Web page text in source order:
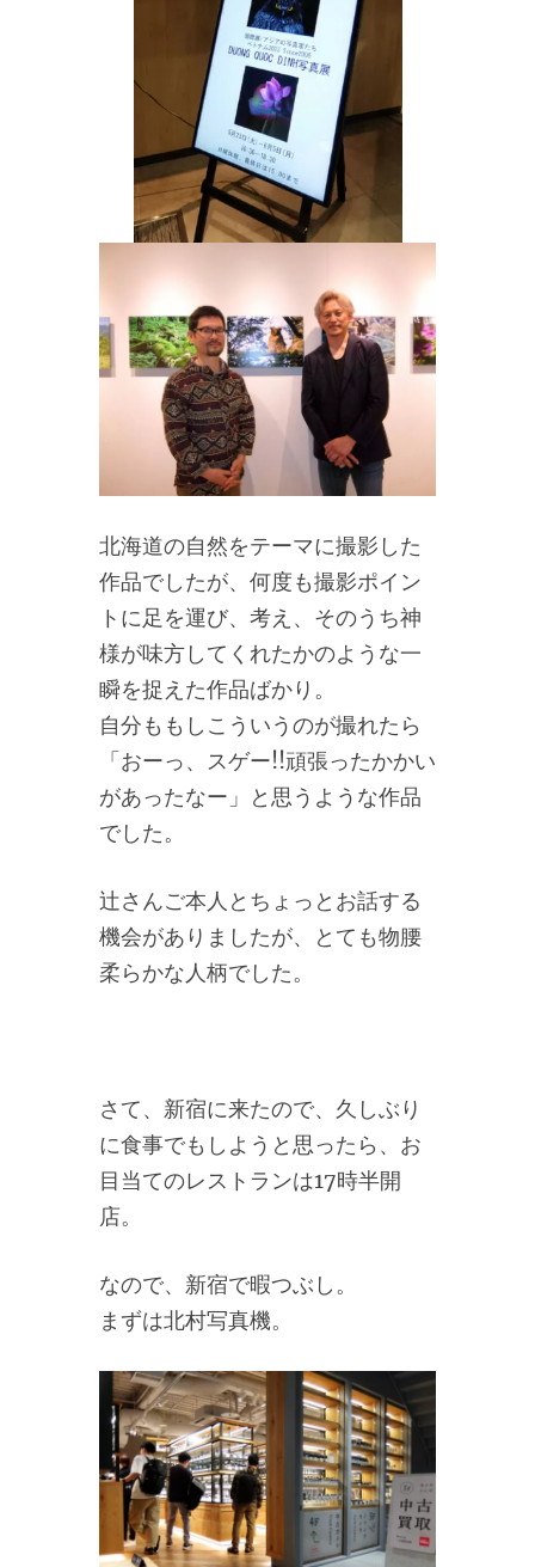
北海道の自然をテーマに撮影した
作品でしたが、何度も撮影ポイン
トに足を運び、考え、そのうち神
様が味方してくれたかのような一
瞬を捉えた作品ばかり。
自分ももしこういうのが撮れたら
「おーっ、スゲー!!頑張ったかかい
があったなー」と思うような作品
でした。
辻さんご本人とちょっとお話する
機会がありましたが、とても物腰
柔らかな人柄でした。
さて、新宿に来たので、久しぶり
に食事でもしようと思ったら、お
目当てのレストランは17時半開
店。
なので、新宿で暇つぶし。
まずは北村写真機。